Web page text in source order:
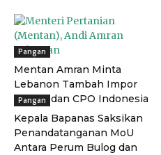
Pangan
Mentan Amran Minta
Lebanon Tambah Impor
Kelapa dan CPO Indonesia
Pangan
Kepala Bapanas Saksikan
Penandatanganan MoU
Antara Perum Bulog dan